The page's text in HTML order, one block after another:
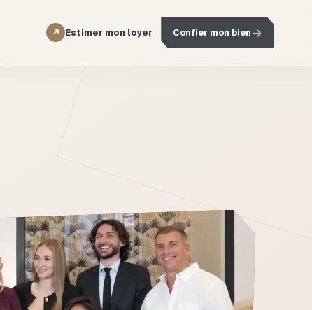
↗ Estimer mon loyer Confier mon bien→